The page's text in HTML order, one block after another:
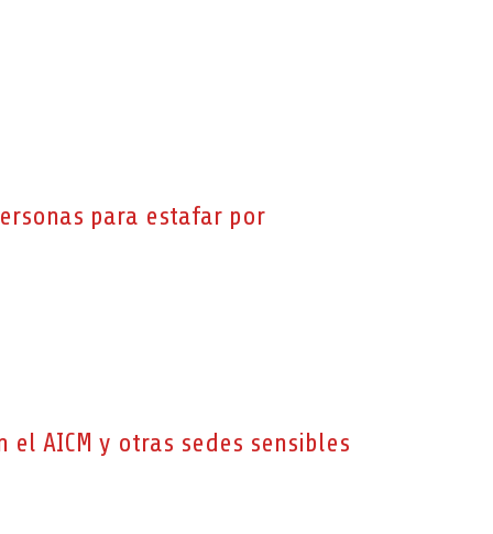
para estafar por
AICM y otras sedes sensibles